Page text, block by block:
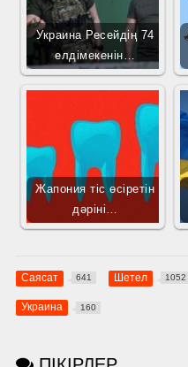
Украина Ресейдің 74
елдімекенін…
Жапония тіс өсіретін
дәріні…
Саясат 641 Шетел 1052
Украина 160